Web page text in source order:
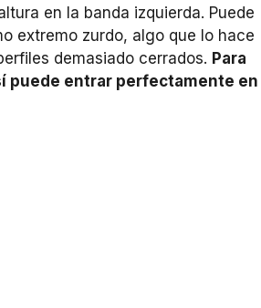
en la banda izquierda. Puede
extremo zurdo, algo que lo hace
demasiado cerrados. Para
puede entrar perfectamente en